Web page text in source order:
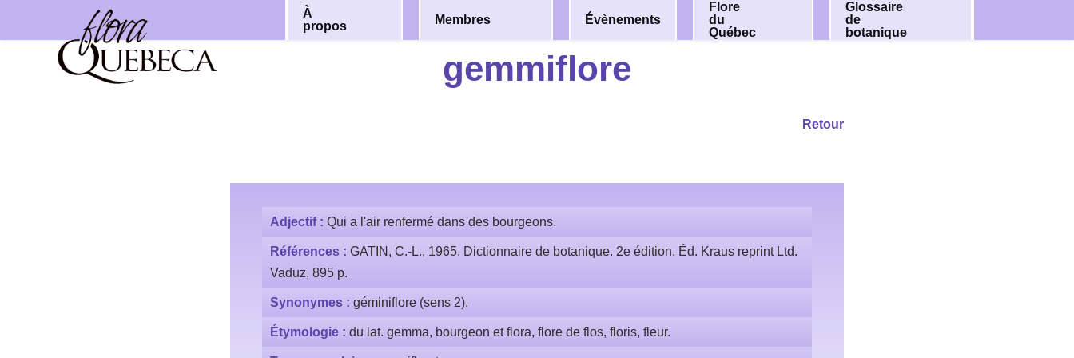
Aller
À
propos
Membres Évènements
Flore
du
Québec
Glossaire
de
botanique
gemmiflore
Retour
Adjectif : Qui a l'air renfermé dans des bourgeons.
Références : GATIN, C.-L., 1965. Dictionnaire de botanique. 2e édition. Éd. Kraus reprint Ltd.
Vaduz, 895 p.
Synonymes : géminiflore (sens 2).
Étymologie : du lat. gemma, bourgeon et flora, flore de flos, floris, fleur.